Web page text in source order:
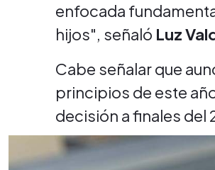
enfocada
hijos", señaló Luz
Cabe señalar que
principios de este
decisión a finales del